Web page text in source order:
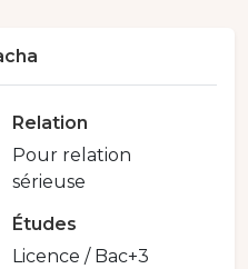
Relation
Pour relation
sérieuse
Études
Licence / Bac+3